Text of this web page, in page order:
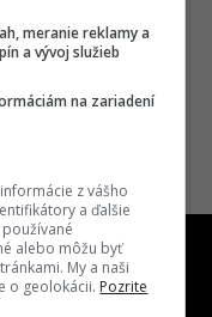
meranie reklamy a
a vývoj služieb
na zariadení
z vášho
a ďalšie
alebo môžu byť
My a naši
o geolokácii. Pozrite